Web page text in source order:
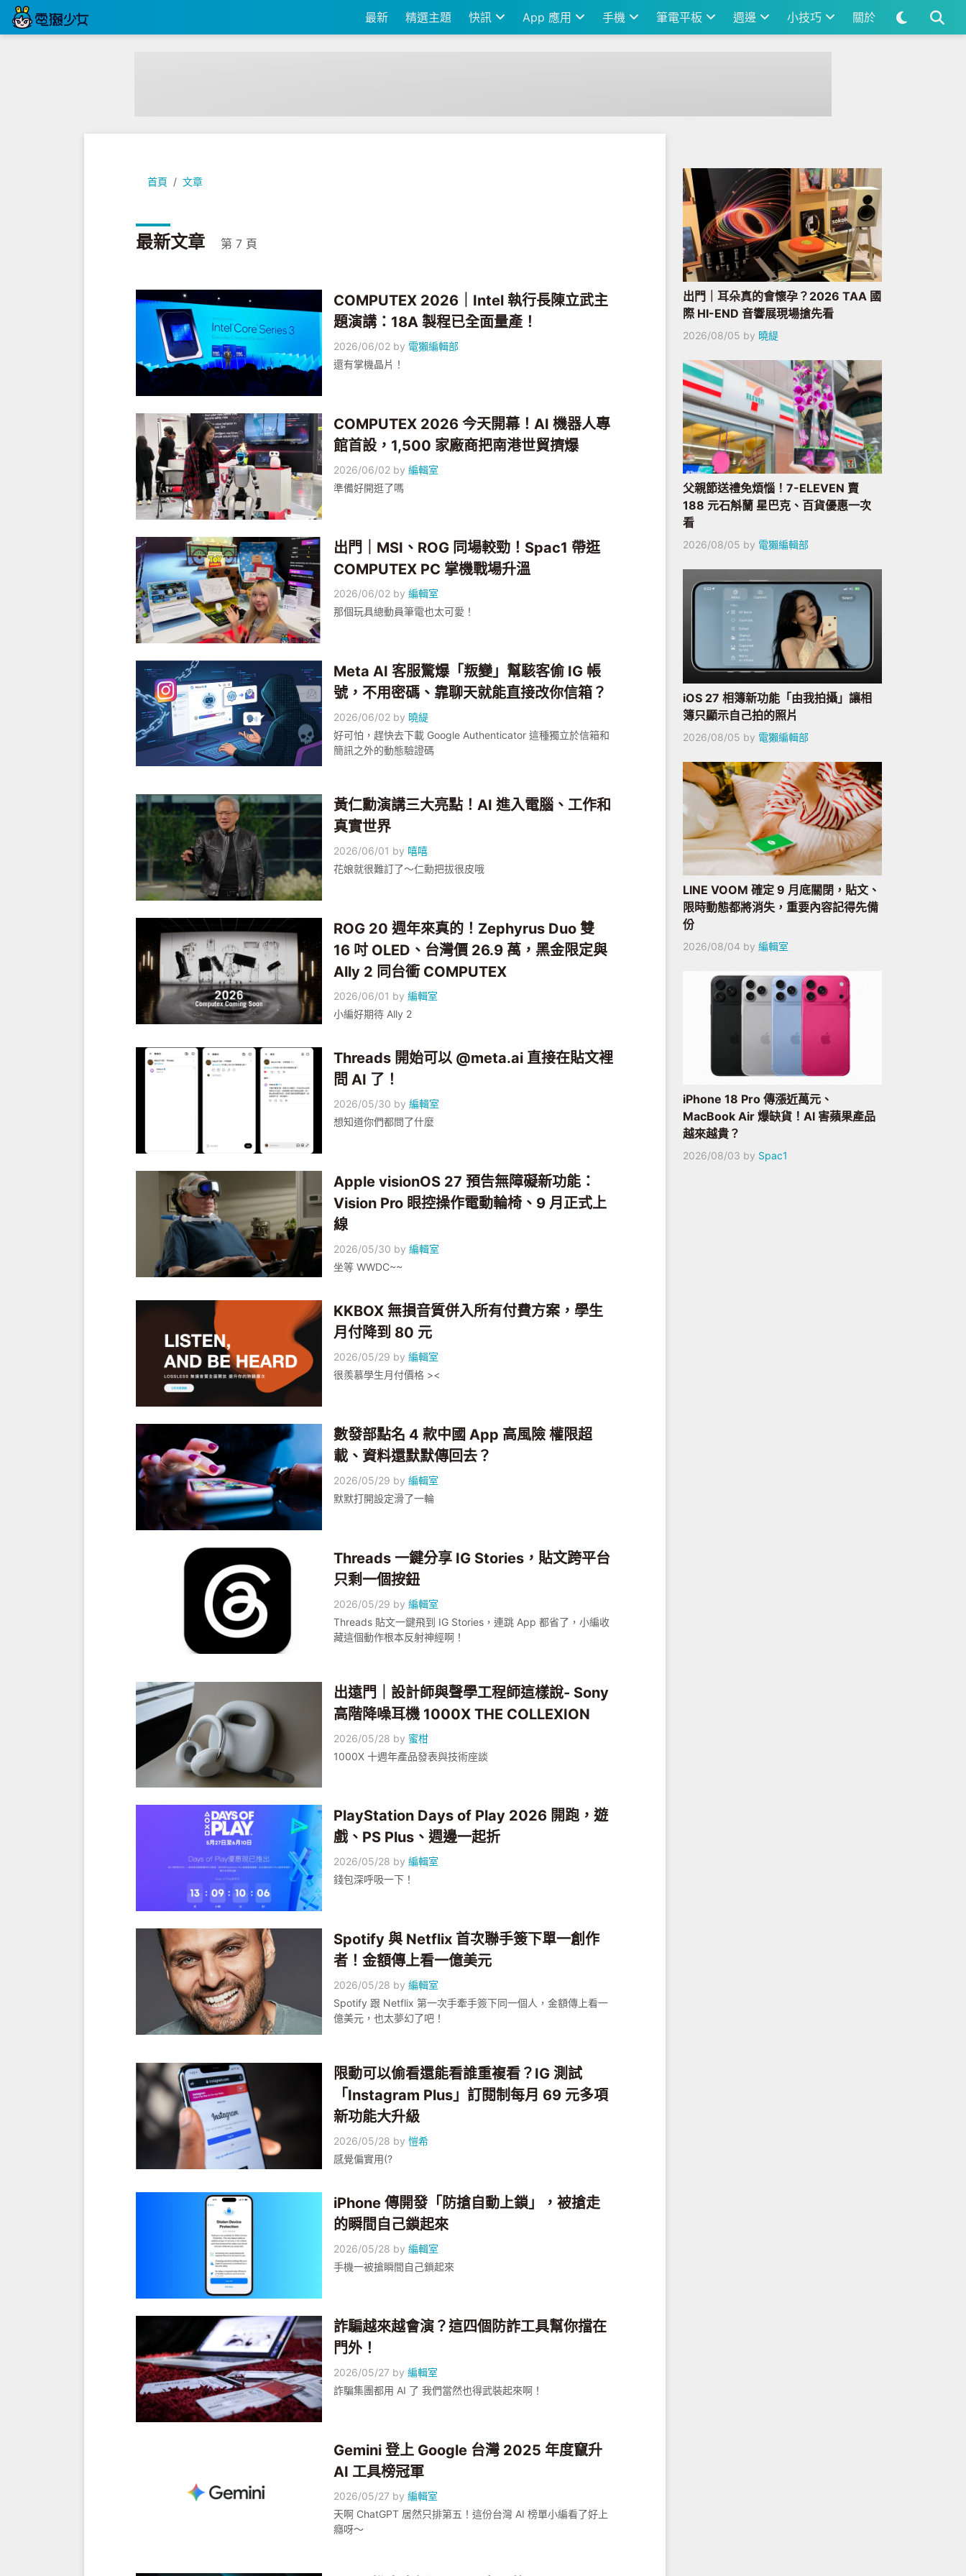
最新 精選主題 快訊 App 應用 手機 筆電平板 週邊 小技巧 關於
首頁 文章
最新文章 第 7 頁
COMPUTEX 2026｜Intel 執行長陳立武主
題演講：18A 製程已全面量產！
2026/06/02 by 電獺編輯部
還有掌機晶片！
COMPUTEX 2026 今天開幕！AI 機器人專
館首設，1,500 家廠商把南港世貿擠爆
2026/06/02 by編輯室
準備好開逛了嗎
出門｜MSI、ROG 同場較勁！Spac1 帶逛
COMPUTEX PC 掌機戰場升溫
2026/06/02 by編輯室
那個玩具總動員筆電也太可愛！
Meta AI 客服驚爆「叛變」幫駭客偷 IG 帳
號，不用密碼、靠聊天就能直接改你信箱？
2026/06/02 by 曉緹
好可怕，趕快去下載 Google Authenticator 這種獨立於信箱和
簡訊之外的動態驗證碼
黃仁勳演講三大亮點！AI 進入電腦、工作和
真實世界
2026/06/01 by 嘻嘻
花娘就很難訂了～仁勳把拔很皮哦
ROG 20 週年來真的！Zephyrus Duo 雙
16 吋 OLED、台灣價 26.9 萬，黑金限定與
Ally 2 同台衝 COMPUTEX
2026/06/01 by編輯室
小編好期待 Ally 2
Threads 開始可以 @meta.ai 直接在貼文裡
問 AI 了！
2026/05/30 by編輯室
想知道你們都問了什麼
Apple visionOS 27 預告無障礙新功能：
Vision Pro 眼控操作電動輪椅、9 月正式上
線
2026/05/30 by編輯室
坐等 WWDC~~
KKBOX 無損音質併入所有付費方案，學生
月付降到 80 元
2026/05/29 by編輯室
很羨慕學生月付價格 ><
數發部點名 4 款中國 App 高風險 權限超
載、資料還默默傳回去？
2026/05/29 by編輯室
默默打開設定滑了一輪
Threads 一鍵分享 IG Stories，貼文跨平台
只剩一個按鈕
2026/05/29 by編輯室
Threads 貼文一鍵飛到 IG Stories，連跳 App 都省了，小編收
藏這個動作根本反射神經啊！
出遠門｜設計師與聲學工程師這樣說- Sony
高階降噪耳機 1000X THE COLLEXION
2026/05/28 by 蜜柑
1000X 十週年產品發表與技術座談
PlayStation Days of Play 2026 開跑，遊
戲、PS Plus、週邊一起折
2026/05/28 by編輯室
錢包深呼吸一下！
Spotify 與 Netflix 首次聯手簽下單一創作
者！金額傳上看一億美元
2026/05/28 by編輯室
Spotify 跟 Netflix 第一次手牽手簽下同一個人，金額傳上看一
億美元，也太夢幻了吧！
限動可以偷看還能看誰重複看？IG 測試
「Instagram Plus」訂閱制每月 69 元多項
新功能大升級
2026/05/28 by愷希
感覺偏實用(?
iPhone 傳開發「防搶自動上鎖」，被搶走
的瞬間自己鎖起來
2026/05/28 by編輯室
手機一被搶瞬間自己鎖起來
詐騙越來越會演？這四個防詐工具幫你擋在
門外！
2026/05/27 by編輯室
詐騙集團都用 AI 了 我們當然也得武裝起來啊！
Gemini 登上 Google 台灣 2025 年度竄升
AI 工具榜冠軍
2026/05/27 by編輯室
天啊 ChatGPT 居然只排第五！這份台灣 AI 榜單小編看了好上
癮呀～
出門｜耳朵真的會懷孕？2026 TAA 國
際 HI-END 音響展現場搶先看
2026/08/05 by 曉緹
父親節送禮免煩惱！7-ELEVEN 賣
188 元石斛蘭 星巴克、百貨優惠一次
看
2026/08/05 by 電獺編輯部
iOS 27 相簿新功能「由我拍攝」讓相
簿只顯示自己拍的照片
2026/08/05 by 電獺編輯部
LINE VOOM 確定 9 月底關閉，貼文、
限時動態都將消失，重要內容記得先備
份
2026/08/04 by 編輯室
iPhone 18 Pro 傳漲近萬元、
MacBook Air 爆缺貨！AI 害蘋果產品
越來越貴？
2026/08/03 by Spac1